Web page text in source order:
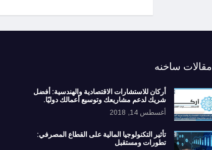
مقالات ساخنه
أركان للاستشارات الاقتصادية والهندسية: أفضل
شريك لدعم مشاريعك وتوسيع أعمالك دوليًا.
أغسطس 14, 2018
تأثير التكنولوجيا المالية على القطاع المصرفي:
تطورات ومستقبل